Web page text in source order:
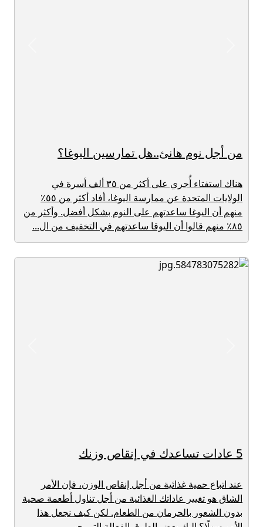
من أجل نوم هانئ..هل تمارسين اليوغا؟
هناك استفتاء أُجري على أكثر من ٣٥ ألف أسرة في
الولايات المتحدة عن ممارسة اليوغا، أفاد أكثر من ٥٥٪
منهم أن اليوغا ساعدتهم على النوم بشكل أفضل. وأكثر من
٨٥٪ منهم قالوا أن اليوقا ساعدتهم في التخفيف من ال...
5 عادات تساعدك في إنقاص وزنك
عند اتباع حمية غذائية من أجل إنقاص الوزن، فإن الأمر
الشاق هو تغيير عاداتك الغذائية من أجل تناول أطعمة صحية
بدون الشعور بالحرمان من الطعام. لكن كيف نجعل هذا